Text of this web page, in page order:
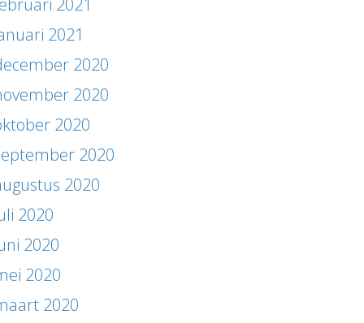
2021
2021
2020
2020
2020
2020
2020
2020
2020
2020
2020